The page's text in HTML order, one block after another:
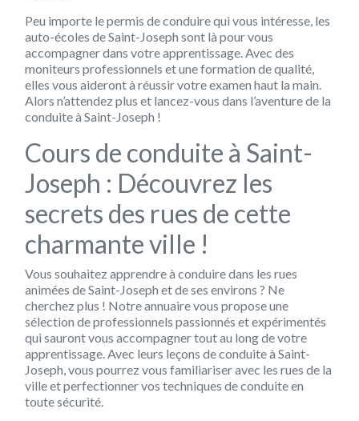
Peu importe le permis de conduire qui vous intéresse, les
auto-écoles de Saint-Joseph sont là pour vous
accompagner dans votre apprentissage. Avec des
moniteurs professionnels et une formation de qualité,
elles vous aideront à réussir votre examen haut la main.
Alors n’attendez plus et lancez-vous dans l’aventure de la
conduite à Saint-Joseph !
Cours de conduite à Saint-
Joseph : Découvrez les
secrets des rues de cette
charmante ville !
Vous souhaitez apprendre à conduire dans les rues
animées de Saint-Joseph et de ses environs ? Ne
cherchez plus ! Notre annuaire vous propose une
sélection de professionnels passionnés et expérimentés
qui sauront vous accompagner tout au long de votre
apprentissage. Avec leurs leçons de conduite à Saint-
Joseph, vous pourrez vous familiariser avec les rues de la
ville et perfectionner vos techniques de conduite en
toute sécurité.